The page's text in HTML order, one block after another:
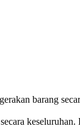
barang